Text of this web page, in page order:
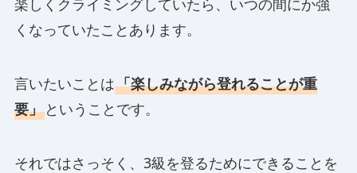
楽しくクライミングしていたら、いつの間にか強
くなっていたことあります。
言いたいことは「楽しみながら登れることが重
要」ということです。
それではさっそく、3級を登るためにできることを